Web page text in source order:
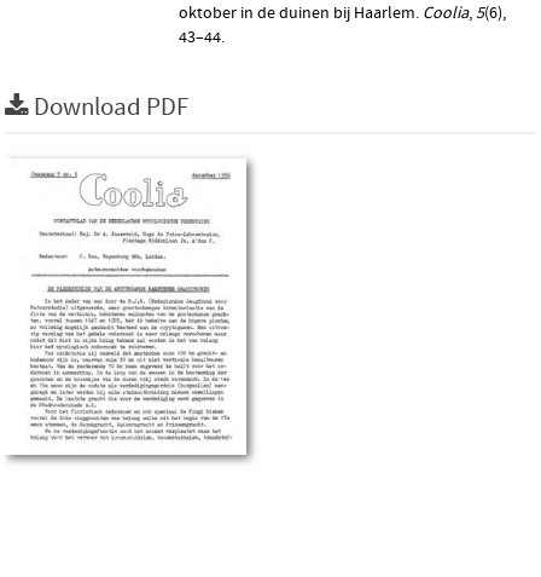
oktober in de duinen bij Haarlem. Coolia,5(6),
43–44.
Download PDF